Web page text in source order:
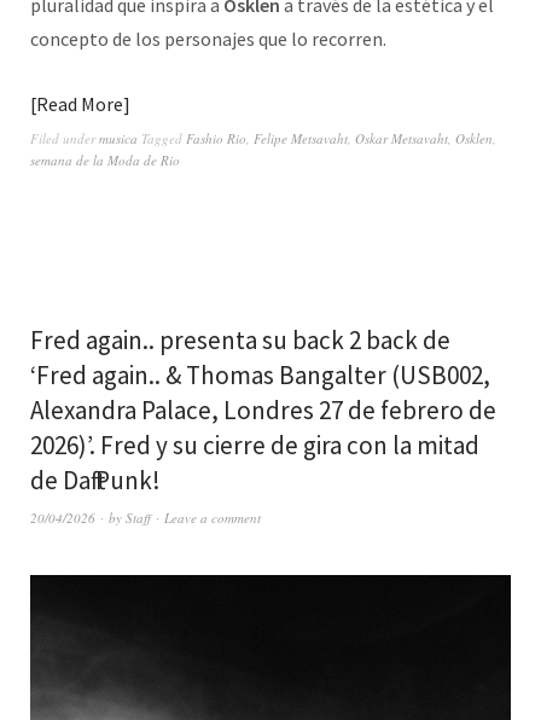
concepto de los personajes que lo recorren.
Read More
Filed undermusica Tagged Fashio Rio Felipe Metsavaht Oskar Metsavaht Osklen
semana de la Moda de Rio
Fred again.. presenta su back 2 back de
‘Fred again.. & Thomas Bangalter (USB002,
Alexandra Palace, Londres 27 de febrero de
2026)’. Fred y su cierre de gira con la mitad
de Daft Punk!
20/04/2026 by Staff Leave a comment